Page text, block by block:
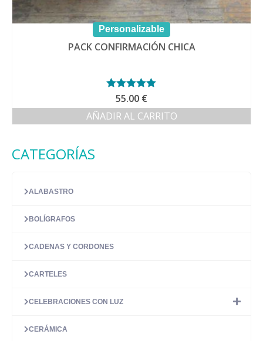
Personalizable
PACK CONFIRMACIÓN CHICA
Valorado con
5.00de 5
55.00 €
AÑADIR AL CARRITO
CATEGORÍAS
ALABASTRO
BOLÍGRAFOS
CADENAS Y CORDONES
CARTELES
CELEBRACIONES CON LUZ
CERÁMICA